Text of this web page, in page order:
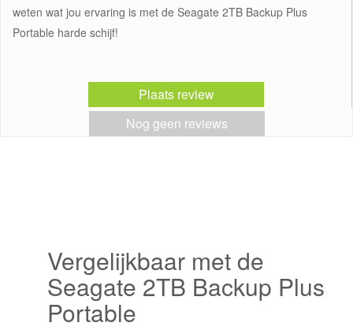
weten wat jou ervaring is met de Seagate 2TB Backup Plus
Portable harde schijf!
Plaats review
Nog geen reviews
Vergelijkbaar met de
Seagate 2TB Backup Plus
Portable